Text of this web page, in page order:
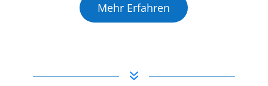
Mehr Erfahren
7